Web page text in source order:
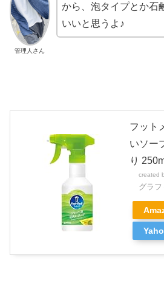
管理人さん
から、泡タイプとか石
いいと思うよ♪
フット
いソー
り
created
グラフ